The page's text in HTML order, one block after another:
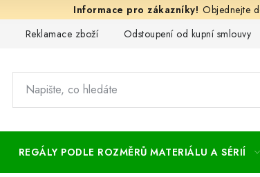
Objednejte
Reklamace zboží Odstoupení od kupní smlouvy
REGÁLY PODLE ROZMĚRŮ MATERIÁLU A SÉRIÍ